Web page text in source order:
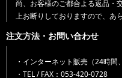
尚、お客様のご都合よる返品・
上お断りしておりますので、あ
注文方法・お問い合わせ
・インターネット販売（24時間
・TEL / FAX：053-420-0728